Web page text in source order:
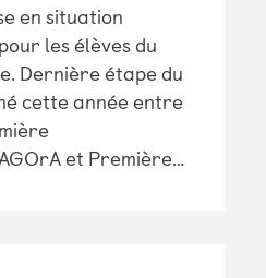
en situation
les élèves du
Dernière étape du
cette année entre
et Première…